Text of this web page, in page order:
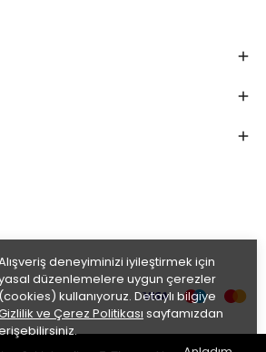
deneyiminizi iyileştirmek için
düzenlemelere uygun çerezler
(cookies) kullanıyoruz. Detaylı bilgiye
ve Çerez Politikası sayfamızdan